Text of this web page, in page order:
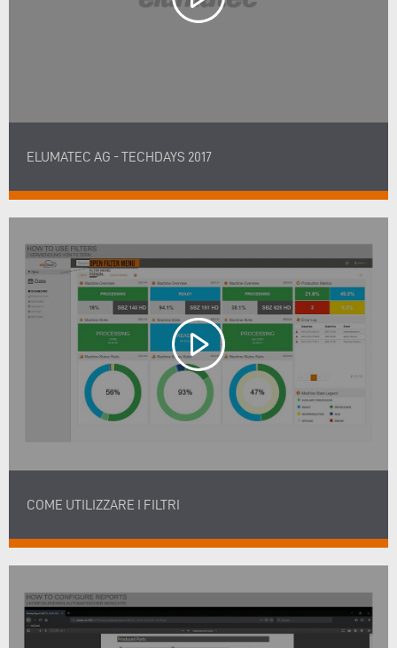
ELUMATEC AG - TECHDAYS 2017
COME UTILIZZARE I FILTRI